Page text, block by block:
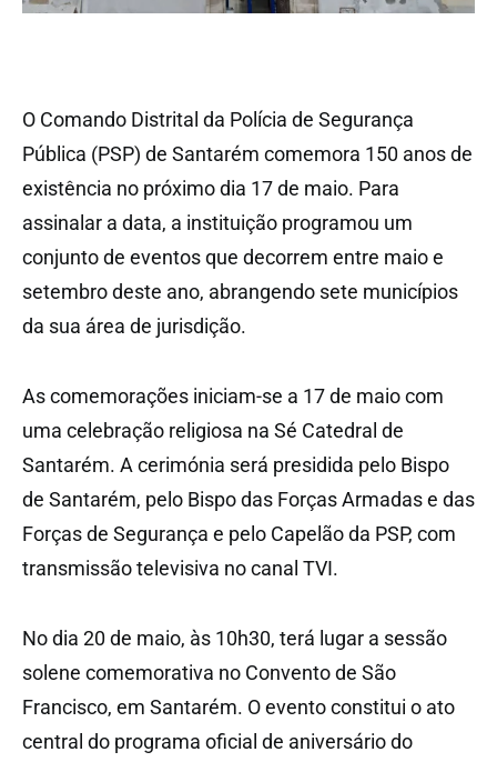
O Comando Distrital da Polícia de Segurança
Pública (PSP) de Santarém comemora 150 anos de
existência no próximo dia 17 de maio. Para
assinalar a data, a instituição programou um
conjunto de eventos que decorrem entre maio e
setembro deste ano, abrangendo sete municípios
da sua área de jurisdição.
As comemorações iniciam-se a 17 de maio com
uma celebração religiosa na Sé Catedral de
Santarém. A cerimónia será presidida pelo Bispo
de Santarém, pelo Bispo das Forças Armadas e das
Forças de Segurança e pelo Capelão da PSP, com
transmissão televisiva no canal TVI.
No dia 20 de maio, às 10h30, terá lugar a sessão
solene comemorativa no Convento de São
Francisco, em Santarém. O evento constitui o ato
central do programa oficial de aniversário do